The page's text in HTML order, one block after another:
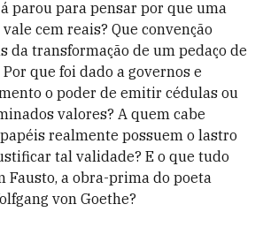
parou para pensar por que uma
cem reais? Que convenção
da transformação de um pedaço de
que foi dado a governos e
o poder de emitir cédulas ou
valores? A quem cabe
realmente possuem o lastro
tal validade? E o que tudo
Fausto, a obra-prima do poeta
von Goethe?